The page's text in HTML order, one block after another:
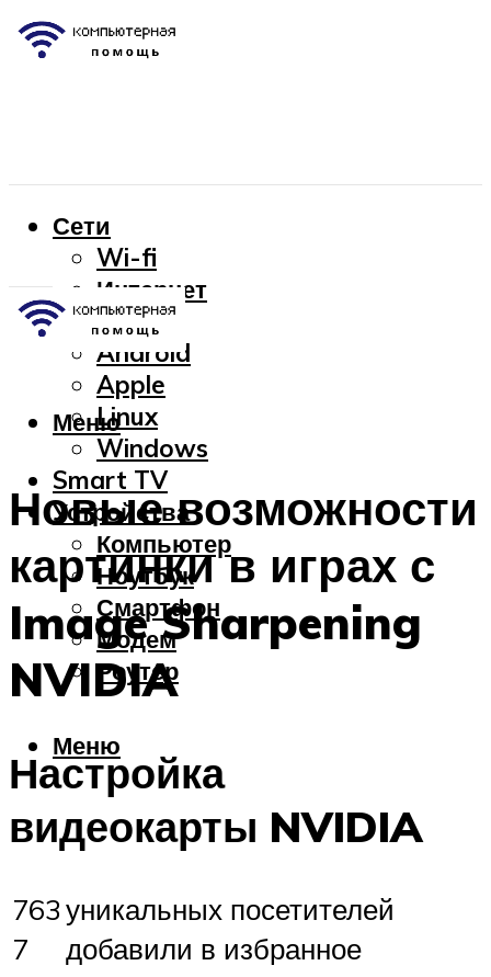
Сети
Wi-fi
Интернет
OC
Android
Apple
Linux
Windows
Smart TV
Устройства
Компьютер
Ноутбук
Смартфон
Модем
Роутер
Меню
Меню
Новые возможности
картинки в играх с
Image Sharpening
NVIDIA
Настройка
видеокарты NVIDIA
763уникальных посетителей
7
добавили в избранное